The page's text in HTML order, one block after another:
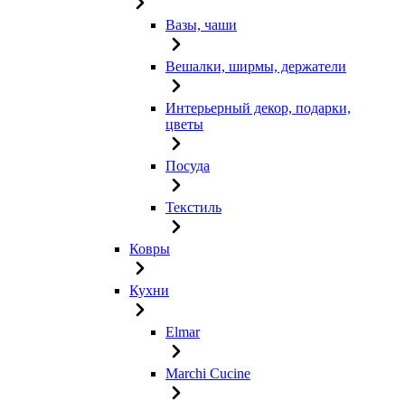
Вазы, чаши
Вешалки, ширмы, держатели
Интерьерный декор, подарки,
цветы
Посуда
Текстиль
Ковры
Кухни
Elmar
Marchi Cucine